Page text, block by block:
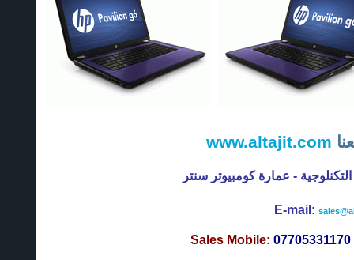
www.altajit.com
- عمارة كومبيوتر سنتر
E-mail:
Sales Mobile: